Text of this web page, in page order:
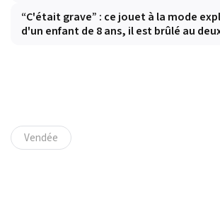
“C'était grave” : ce jouet à la mode
d'un enfant de 8 ans, il est brûlé au
Vendée